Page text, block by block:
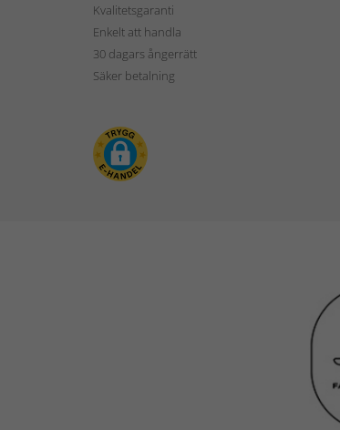
Kvalitetsgaranti
Enkelt att handla
30 dagars ångerrätt
Säker betalning